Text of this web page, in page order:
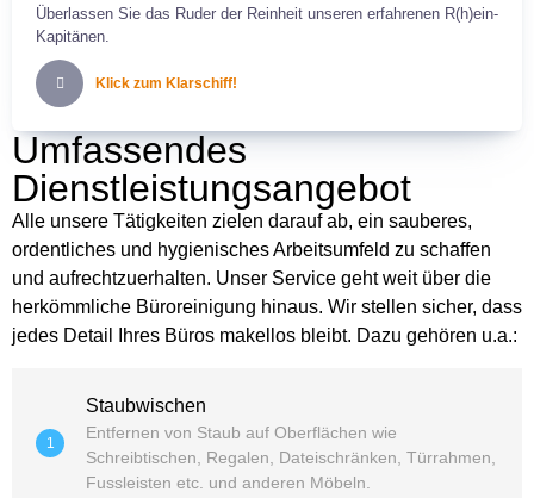
Überlassen Sie das Ruder der Reinheit unseren erfahrenen R(h)ein-
Kapitänen.
Klick zum Klarschiff!
Umfassendes
Dienstleistungsangebot
Alle unsere Tätigkeiten zielen darauf ab, ein sauberes,
ordentliches und hygienisches Arbeitsumfeld zu schaffen
und aufrechtzuerhalten. Unser Service geht weit über die
herkömmliche Büroreinigung hinaus. Wir stellen sicher, dass
jedes Detail Ihres Büros makellos bleibt. Dazu gehören u.a.:
1
Staubwischen
Entfernen von Staub auf Oberflächen wie
Schreibtischen, Regalen, Dateischränken, Türrahmen,
Fussleisten etc. und anderen Möbeln.